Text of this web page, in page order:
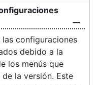
configuraciones
debido a la
los menús que
la versión. Este